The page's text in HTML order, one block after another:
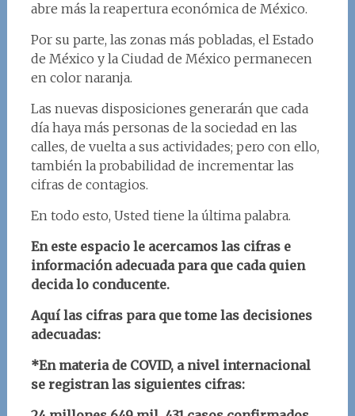
abre más la reapertura económica de México.
Por su parte, las zonas más pobladas, el Estado
de México y la Ciudad de México permanecen
en color naranja.
Las nuevas disposiciones generarán que cada
día haya más personas de la sociedad en las
calles, de vuelta a sus actividades; pero con ello,
también la probabilidad de incrementar las
cifras de contagios.
En todo esto, Usted tiene la última palabra.
En este espacio le acercamos las cifras e
información adecuada para que cada quien
decida lo conducente.
Aquí las cifras para que tome las decisiones
adecuadas:
*En materia de COVID, a nivel internacional
se registran las siguientes cifras: